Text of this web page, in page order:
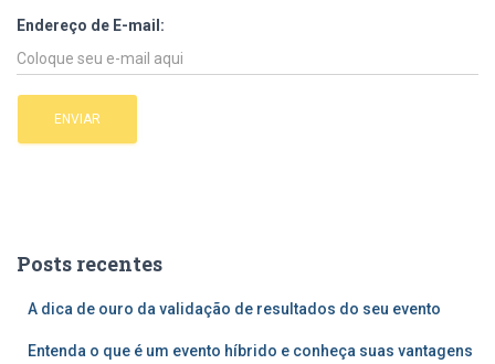
Endereço de E-mail:
Posts recentes
A dica de ouro da validação de resultados do seu evento
Entenda o que é um evento híbrido e conheça suas vantagens